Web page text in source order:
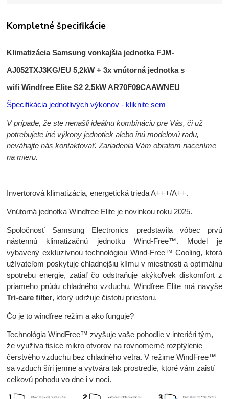
Kompletné špecifikácie
Klimatizácia Samsung vonkajšia jednotka FJM-
AJ052TXJ3KG/EU 5,2kW + 3x vnútorná jednotkas
wifiWindfree Elite S2 2,5kW AR70F09CAAWNEU
Špecifikácia jednotlivých výkonov - kliknite sem
V prípade, že ste nenašli ideálnu kombináciu pre Vás, či už
potrebujete iné výkony jednotiek alebo inú modelovú radu,
neváhajte nás kontaktovať. Zariadenia Vám obratom naceníme
na mieru.
Invertorová klimatizácia, energetická trieda A+++/A++.
Vnútorná jednotka Windfree Elite je novinkou roku 2025.
Spoločnosť Samsung Electronics predstavila vôbec prvú
nástennú klimatizačnú jednotku Wind-Free™. Model je
vybavený exkluzívnou technológiou Wind-Free™ Cooling, ktorá
užívateľom poskytuje chladnejšiu klímu v miestnosti a optimálnu
spotrebu energie, zatiaľ čo odstraňuje akýkoľvek diskomfort z
priameho prúdu chladného vzduchu. Windfree Elite má navyše
Tri-care filter, ktorý udržuje čistotu priestoru.
Čo je to windfree režim a ako funguje?
Technológia WindFree™ zvyšuje vaše pohodlie v interiéri tým,
že využíva tisíce mikro otvorov na rovnomerné rozptýlenie
čerstvého vzduchu bez chladného vetra. V režime WindFree™
sa vzduch šíri jemne a vytvára tak prostredie, ktoré vám zaistí
celkovú pohodu vo dne i v noci.